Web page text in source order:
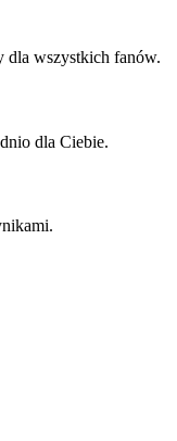
dla wszystkich fanów.
dla Ciebie.